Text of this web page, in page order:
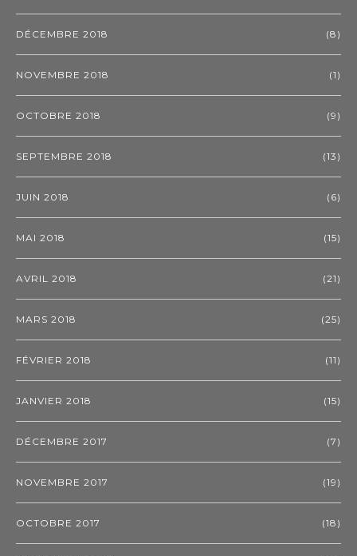
DÉCEMBRE 2018 (8)
NOVEMBRE 2018 (1)
OCTOBRE 2018 (9)
SEPTEMBRE 2018 (13)
JUIN 2018 (6)
MAI 2018 (15)
AVRIL 2018 (21)
MARS 2018 (25)
FÉVRIER 2018 (11)
JANVIER 2018 (15)
DÉCEMBRE 2017 (7)
NOVEMBRE 2017 (19)
OCTOBRE 2017 (18)